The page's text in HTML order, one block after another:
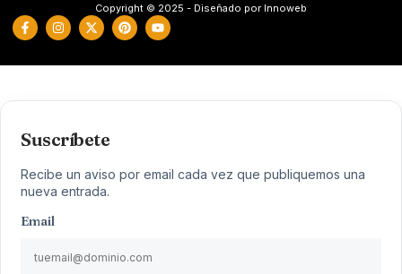
Copyright © 2025 - Diseñado por Innoweb
Suscríbete
Recibe un aviso por email cada vez que publiquemos una
nueva entrada.
Email